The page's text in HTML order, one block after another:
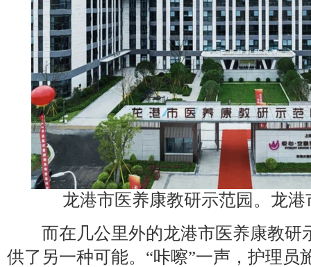
龙港市医养康教研示范园。龙
而在几公里外的龙港市医养康教研
供了另一种可能。“咔嚓”一声，护理员